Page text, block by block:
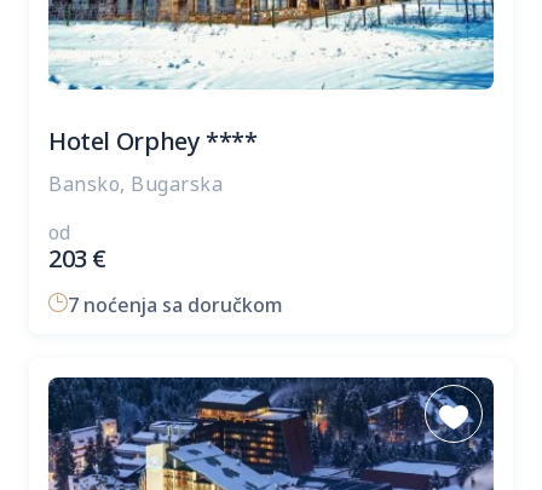
Hotel Orphey ****
Bansko, Bugarska
od
203 €
7 noćenja sa doručkom